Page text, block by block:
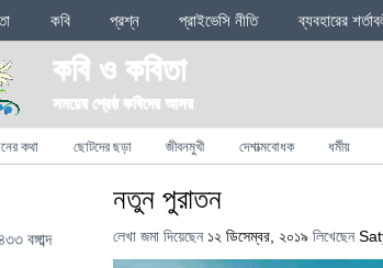
কবি প্রশ্ন প্রাইভেসি নীতি ব্যবহারের
কবি ও কবিতা
সময়ের শ্রেষ্ঠ কবিদের আসর
কথা ছোটদের ছড়া জীবনমুখী দেশাত্মবোধক ধর্মীয়
নতুন পুরাতন
লেখা জমা দিয়েছেন ১২ ডিসেম্বর, ২০১৯ লিখেছেন
বঙ্গাব্দ